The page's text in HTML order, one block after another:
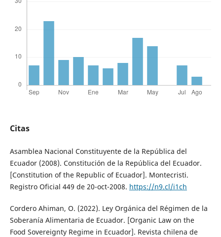
Citas
Asamblea Nacional Constituyente de la República del
Ecuador (2008). Constitución de la República del Ecuador.
[Constitution of the Republic of Ecuador]. Montecristi.
Registro Oficial 449 de 20-oct-2008. https://n9.cl/i1ch
Cordero Ahiman, O. (2022). Ley Orgánica del Régimen de la
Soberanía Alimentaria de Ecuador. [Organic Law on the
Food Sovereignty Regime in Ecuador]. Revista chilena de